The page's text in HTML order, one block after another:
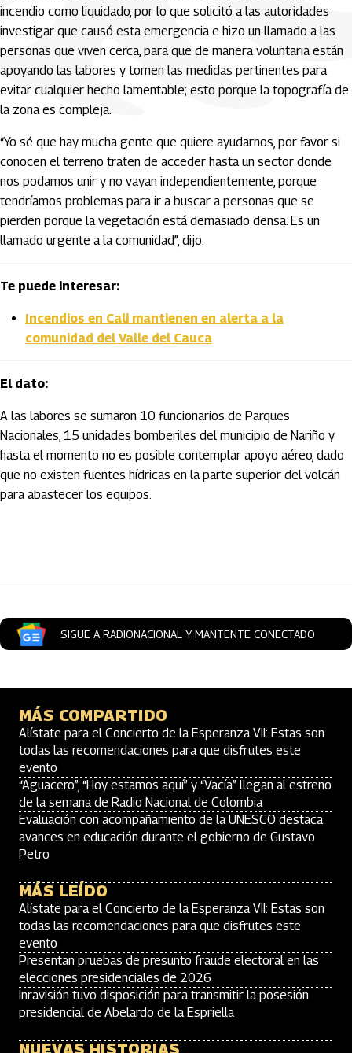
incendio como liquidado, por lo que solicitó a las autoridades
investigar que causó esta emergencia e hizo un llamado a las
personas que viven cerca, para que de manera voluntaria están
apoyando las labores y tomen las medidas pertinentes para
evitar cualquier hecho lamentable; esto porque la topografía de
la zona es compleja.
“Yo sé que hay mucha gente que quiere ayudarnos, por favor si
conocen el terreno traten de acceder hasta un sector donde
nos podamos unir y no vayan independientemente, porque
tendríamos problemas para ir a buscar a personas que se
pierden porque la vegetación está demasiado densa. Es un
llamado urgente a la comunidad”, dijo.
Te puede interesar:
Incendios en Cali mantienen en alerta a la
comunidad del Valle del Cauca
El dato:
A las labores se sumaron 10 funcionarios de Parques
Nacionales, 15 unidades bomberiles del municipio de Nariño y
hasta el momento no es posible contemplar apoyo aéreo, dado
que no existen fuentes hídricas en la parte superior del volcán
para abastecer los equipos.
SIGUE A RADIONACIONAL Y MANTENTE CONECTADO
MÁS COMPARTIDO
Alístate para el Concierto de la Esperanza VII: Estas son
todas las recomendaciones para que disfrutes este
evento
“Aguacero”, “Hoy estamos aquí” y “Vacía” llegan al estreno
de la semana de Radio Nacional de Colombia
Evaluación con acompañamiento de la UNESCO destaca
avances en educación durante el gobierno de Gustavo
Petro
MÁS LEÍDO
Alístate para el Concierto de la Esperanza VII: Estas son
todas las recomendaciones para que disfrutes este
evento
Presentan pruebas de presunto fraude electoral en las
elecciones presidenciales de 2026
Inravisión tuvo disposición para transmitir la posesión
presidencial de Abelardo de la Espriella
NUEVAS HISTORIAS